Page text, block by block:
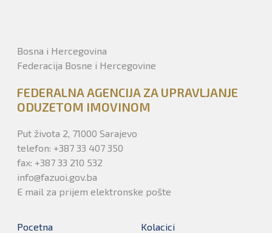
Bosna i Hercegovina
Federacija Bosne i Hercegovine
FEDERALNA AGENCIJA ZA UPRAVLJANJE
ODUZETOM IMOVINOM
Put života 2, 71000 Sarajevo
telefon: +387 33 407 350
fax: +387 33 210 532
info@fazuoi.gov.ba
E mail za prijem elektronske pošte
Pocetna
Kolacici